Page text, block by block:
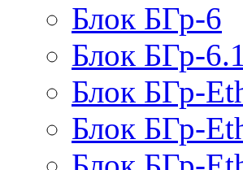
Блок БГр-6
Блок БГр-6.1
Блок БГр-
Блок БГр-